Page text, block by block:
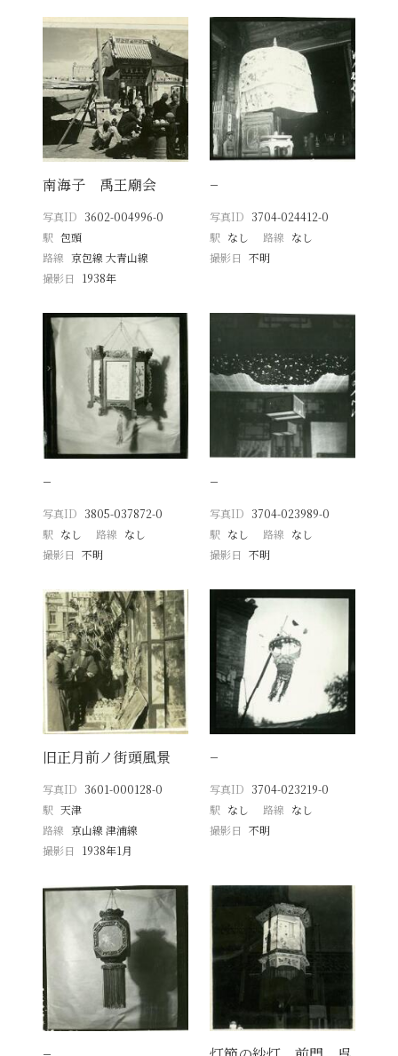
南海子 禹王廟会
写真ID 3602-004996-0
駅 包頭
路線 京包線 大青山線
撮影日
1938年
−
写真ID 3704-024412-0
駅 なし 路線 なし
撮影日 不明
−
写真ID 3805-037872-0
駅 なし 路線 なし
撮影日
不明
−
写真ID 3704-023989-0
駅 なし 路線 なし
撮影日 不明
旧正月前ノ街頭風景
写真ID 3601-000128-0
駅 天津
路線 京山線 津浦線
撮影日
1938年1月
−
写真ID 3704-023219-0
駅 なし 路線 なし
撮影日 不明